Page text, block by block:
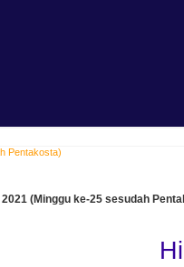
Pentakosta)
(Minggu ke-25 sesudah